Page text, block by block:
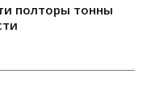
полторы тонны